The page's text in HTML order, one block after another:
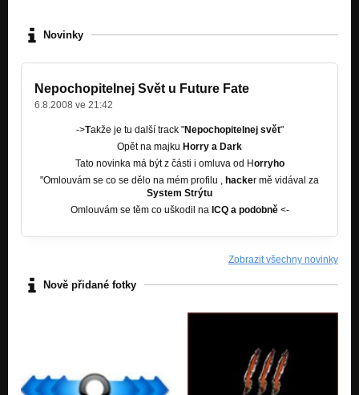
Novinky
Nepochopitelnej Svět u Future Fate
6.8.2008 ve 21:42
->Takže je tu další track "Nepochopitelnej svět"
Opět na majku Horry a Dark
Tato novinka má být z části i omluva od Horryho
"Omlouvám se co se dělo na mém profilu , hacker mě vidával za
System Strýtu
Omlouvám se těm co uškodil na ICQ a podobně<-
Zobrazit všechny novinky
Nově přidané fotky